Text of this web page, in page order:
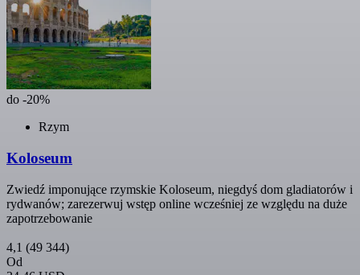
do -20%
Rzym
Koloseum
Zwiedź imponujące rzymskie Koloseum, niegdyś dom gladiatorów i
rydwanów; zarezerwuj wstęp online wcześniej ze względu na duże
zapotrzebowanie
4,1 (49 344)
Od